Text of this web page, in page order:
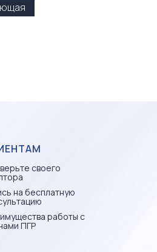
своего
на бесплатную
работы с
ПГР